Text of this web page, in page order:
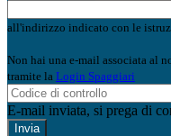
all'indirizzo indicato con le
Non hai una e-mail associata al
tramite la Login Spaggiari
E-mail inviata, si prega di